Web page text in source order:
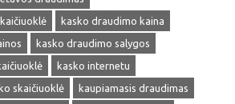
kasko draudimo kaina
kasko draudimo salygos
kasko internetu
skaičiuoklė
kaupiamasis draudimas